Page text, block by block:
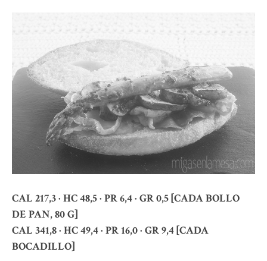
CAL 217,3 · HC 48,5 · PR 6,4 · GR 0,5 [CADA BOLLO
DE PAN, 80 G]
CAL 341,8 · HC 49,4 · PR 16,0 · GR 9,4 [CADA
BOCADILLO]